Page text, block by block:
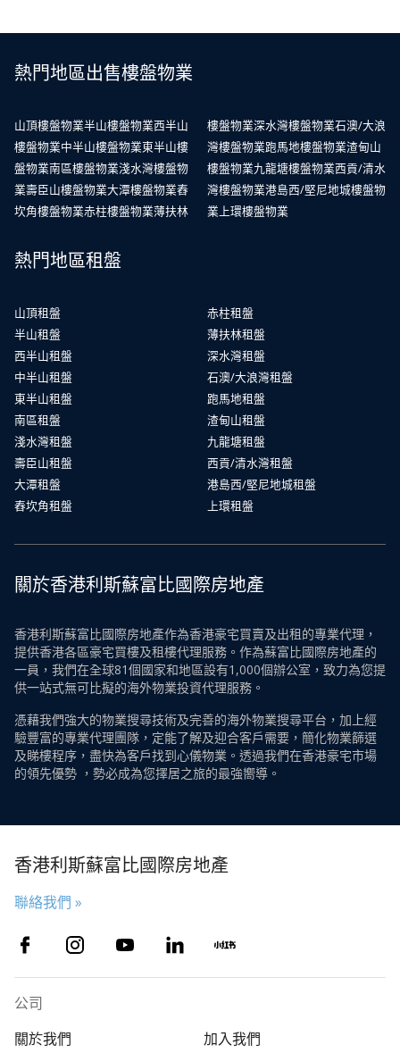
熱門地區出售樓盤物業
山頂樓盤物業半山樓盤物業西半山
樓盤物業中半山樓盤物業東半山樓
盤物業南區樓盤物業淺水灣樓盤物
業壽臣山樓盤物業大潭樓盤物業舂
坎角樓盤物業赤柱樓盤物業薄扶林
樓盤物業深水灣樓盤物業石澳/大浪
灣樓盤物業跑馬地樓盤物業渣甸山
樓盤物業九龍塘樓盤物業西貢/清水
灣樓盤物業港島西/堅尼地城樓盤物
業 上環樓盤物業
熱門地區租盤
山頂租盤
半山租盤
西半山租盤
中半山租盤
東半山租盤
南區租盤
淺水灣租盤
壽臣山租盤
大潭租盤
舂坎角租盤
赤柱租盤
薄扶林租盤
深水灣租盤
石澳/大浪灣租盤
跑馬地租盤
渣甸山租盤
九龍塘租盤
西貢/清水灣租盤
港島西/堅尼地城租盤
上環租盤
關於香港利斯蘇富比國際房地產
香港利斯蘇富比國際房地產作為香港豪宅買賣及出租的專業代理，
提供香港各區豪宅買樓及租樓代理服務。作為蘇富比國際房地產的
一員，我們在全球81個國家和地區設有1,000個辦公室，致力為您提
供一站式無可比擬的海外物業投資代理服務。
憑藉我們強大的物業搜尋技術及完善的海外物業搜尋平台，加上經
驗豐富的專業代理團隊，定能了解及迎合客戶需要，簡化物業篩選
及睇樓程序，盡快為客戶找到心儀物業。透過我們在香港豪宅市場
的領先優勢 ，勢必成為您擇居之旅的最強嚮導。
香港利斯蘇富比國際房地產
聯絡我們 »
公司
關於我們
加入我們